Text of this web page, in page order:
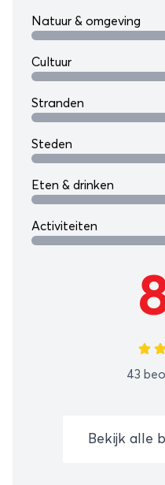
Natuur & omgeving
Cultuur
Stranden
Steden
Eten & drinken
Activiteiten
43
Bekijk alle